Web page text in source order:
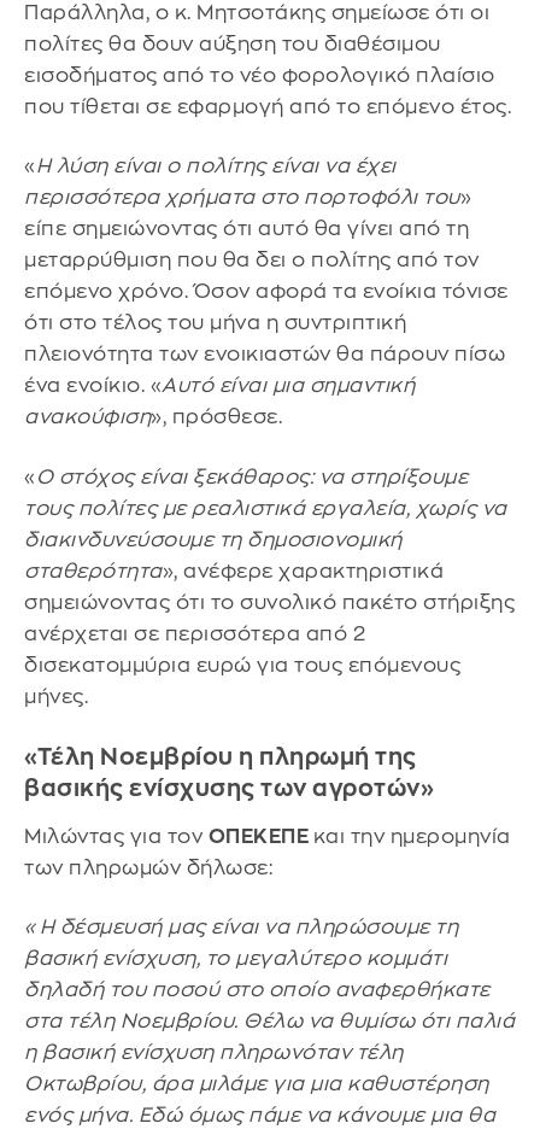
Παράλληλα, ο κ. Μητσοτάκης σημείωσε ότι οι
πολίτες θα δουν αύξηση του διαθέσιμου
εισοδήματος από το νέο φορολογικό πλαίσιο
που τίθεται σε εφαρμογή από το επόμενο έτος.
«Η λύση είναι ο πολίτης είναι να έχει
περισσότερα χρήματα στο πορτοφόλι του»
είπε σημειώνοντας ότι αυτό θα γίνει από τη
μεταρρύθμιση που θα δει ο πολίτης από τον
επόμενο χρόνο. Όσον αφορά τα ενοίκια τόνισε
ότι στο τέλος του μήνα η συντριπτική
πλειονότητα των ενοικιαστών θα πάρουν πίσω
ένα ενοίκιο. «Αυτό είναι μια σημαντική
ανακούφιση», πρόσθεσε.
« Ο στόχος είναι ξεκάθαρος: να στηρίξουμε
τους πολίτες με ρεαλιστικά εργαλεία, χωρίς να
διακινδυνεύσουμε τη δημοσιονομική
σταθερότητα», ανέφερε χαρακτηριστικά
σημειώνοντας ότι το συνολικό πακέτο στήριξης
ανέρχεται σε περισσότερα από 2
δισεκατομμύρια ευρώ για τους επόμενους
μήνες.
«Τέλη Νοεμβρίου η πληρωμή της
βασικής ενίσχυσης των αγροτών»
Μιλώντας για τον ΟΠΕΚΕΠΕ και την ημερομηνία
των πληρωμών δήλωσε:
«Η δέσμευσή μας είναι να πληρώσουμε τη
βασική ενίσχυση, το μεγαλύτερο κομμάτι
δηλαδή του ποσού στο οποίο αναφερθήκατε
στα τέλη Νοεμβρίου. Θέλω να θυμίσω ότι παλιά
η βασική ενίσχυση πληρωνόταν τέλη
Οκτωβρίου, άρα μιλάμε για μια καθυστέρηση
ενός μήνα. Εδώ όμως πάμε να κάνουμε μια θα